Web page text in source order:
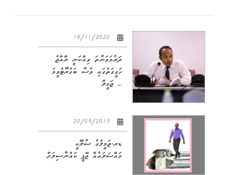
ދަރުމަވަންތަ ވިއްކަނީ ރާއްޖެ
ހަގީގަތުގައި ވެސް ބަގުރޫޓުވީމަ
– ޖަމީލް
ޑރ.ޖަމީލުގެ ސުލޫކީ
މައްސަލައެއް ޖޭޕީ ކައުންސިލަށް